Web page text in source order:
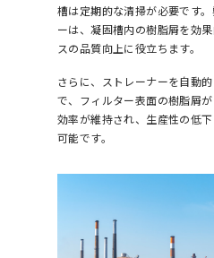
槽は定期的な清掃が必要です
ーは、凝固槽内の樹脂屑を効
スの品質向上に役立ちます。
さらに、ストレーナーを自動
で、フィルター表面の樹脂屑
効率が維持され、生産性の低
可能です。